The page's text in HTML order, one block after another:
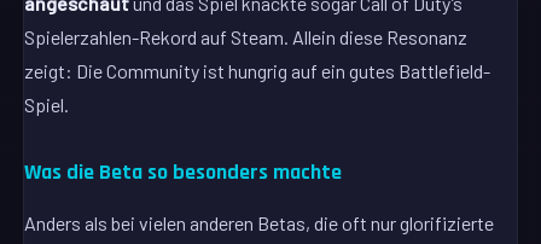
Spielerzahlen-Rekord auf Steam. Allein diese Resonanz
zeigt: Die Community ist hungrig auf ein gutes Battlefield-
Spiel.
Was die Beta so besonders machte
Anders als bei vielen anderen Betas, die oft nur glorifizierte